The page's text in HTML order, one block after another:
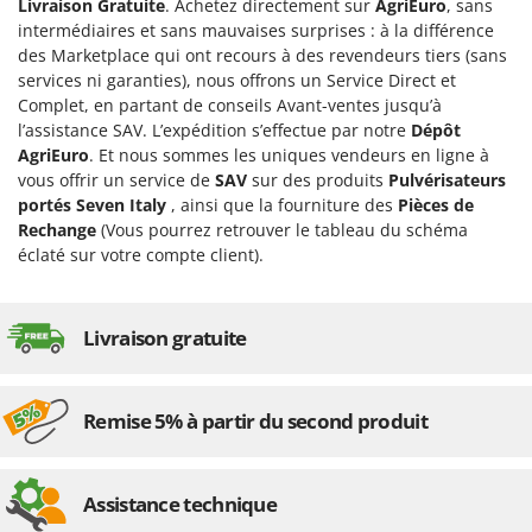
Perches Élagueuses
Pétrins à Spirale
Piscines
Planteuses de pommes de terre pour tracteur
Plateaux de coupe pour tracteur
Plumeuses
Pompes d'irrigation à tracteur
Pompes de transfert
Postes à souder
Presses à pellets
Pressoirs à Raisin
Francini
G
G3 Ferrari
Gardena
Garofalo
GeoTech
GeoTech Pro
Gierre
Gipeco
GRAEF
Greenworks
Livraison Gratuite. Achetez directement sur AgriEuro, sans
intermédiaires et sans mauvaises surprises : à la différence
des Marketplace qui ont recours à des revendeurs tiers (sans
services ni garanties), nous offrons un Service Direct et
Complet, en partant de conseils Avant-ventes jusqu’à
l’assistance SAV. L’expédition s’effectue par notre Dépôt
AgriEuro. Et nous sommes les uniques vendeurs en ligne à
vous offrir un service de SAV sur des produits Pulvérisateurs
portés Seven Italy , ainsi que la fourniture des Pièces de
Rechange (Vous pourrez retrouver le tableau du schéma
éclaté sur votre compte client).
Livraison gratuite
Remise 5% à partir du second produit
Assistance technique